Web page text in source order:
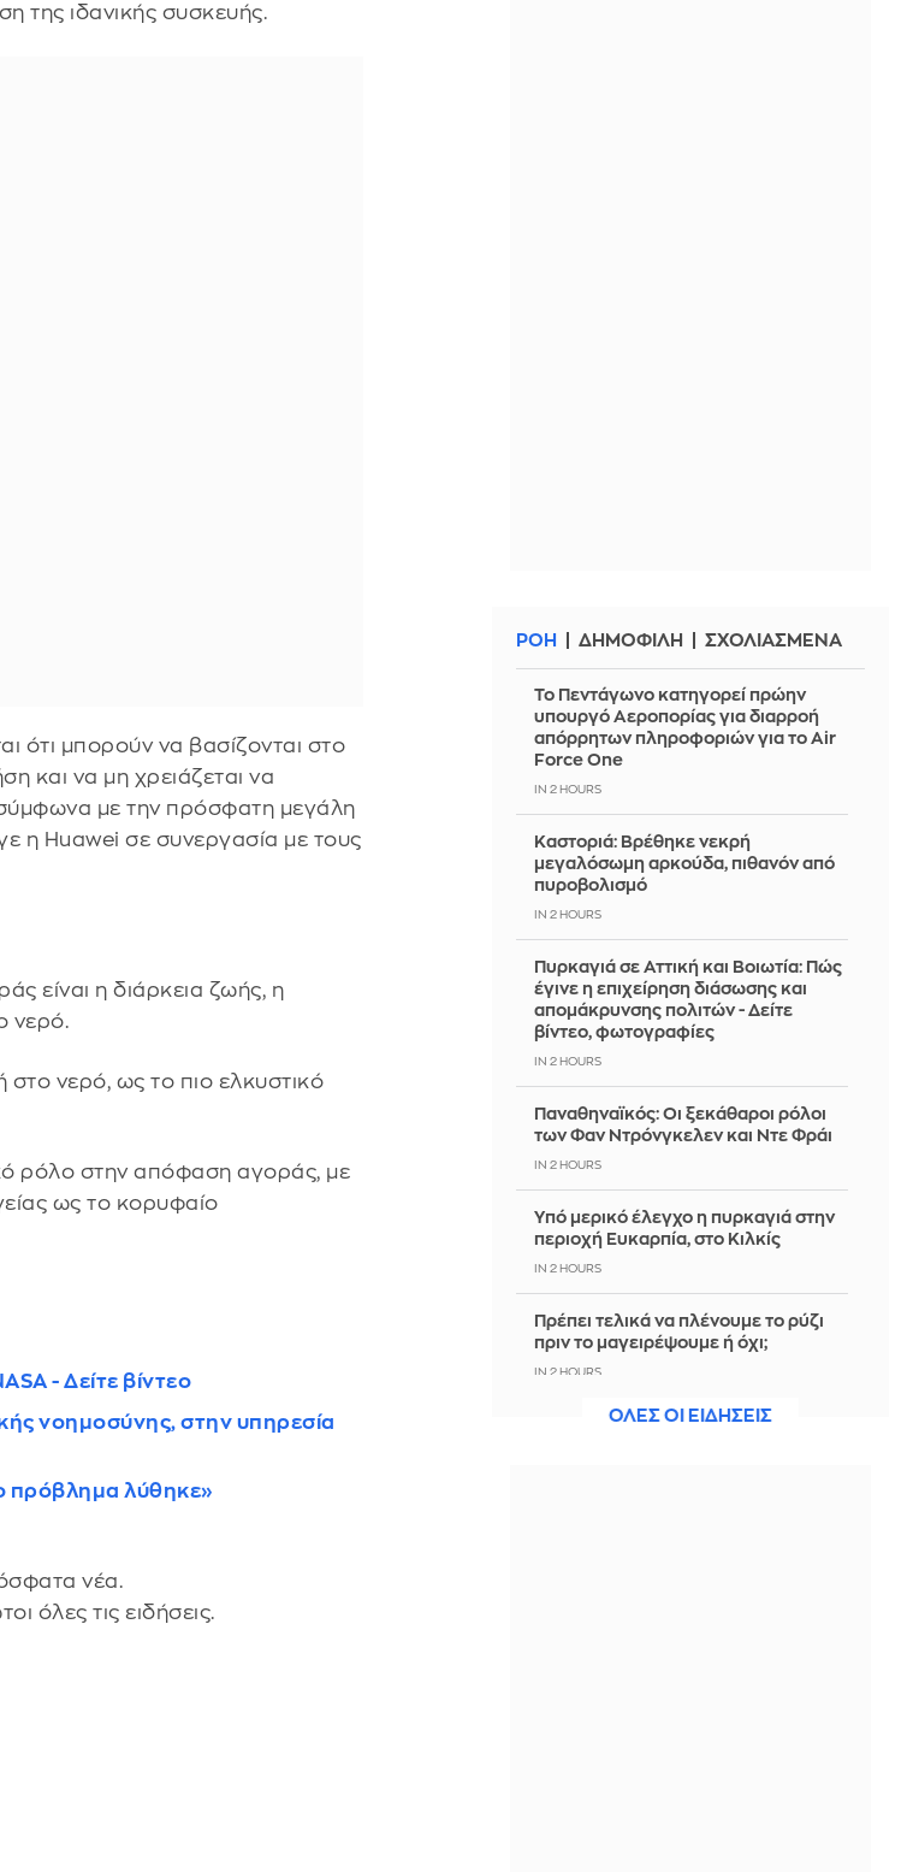
της ιδανικής συσκευής.
ότι μπορούν να βασίζονται στο
και να μη χρειάζεται να
με την πρόσφατη μεγάλη
η Huawei σε συνεργασία με τους
είναι η διάρκεια ζωής, η
νερό.
νερό, ως το πιο ελκυστικό
ρόλο στην απόφαση αγοράς, με
ως το κορυφαίο
- Δείτε βίντεο
νοημοσύνης, στην υπηρεσία
πρόβλημα λύθηκε»
νέα.
όλες τις ειδήσεις.
ΡΟΗ ΔΗΜΟΦΙΛΗ ΣΧΟΛΙΑΣΜΕΝΑ
Το Πεντάγωνο κατηγορεί πρώην
υπουργό Αεροπορίας για διαρροή
απόρρητων πληροφοριών για το Air
Force One
IN 2 HOURS
Καστοριά: Βρέθηκε νεκρή
μεγαλόσωμη αρκούδα, πιθανόν από
πυροβολισμό
IN 2 HOURS
Πυρκαγιά σε Αττική και Βοιωτία: Πώς
έγινε η επιχείρηση διάσωσης και
απομάκρυνσης πολιτών - Δείτε
βίντεο, φωτογραφίες
IN 2 HOURS
Παναθηναϊκός: Οι ξεκάθαροι ρόλοι
των Φαν Ντρόνγκελεν και Ντε Φράι
IN 2 HOURS
Υπό μερικό έλεγχο η πυρκαγιά στην
περιοχή Ευκαρπία, στο Κιλκίς
IN 2 HOURS
Πρέπει τελικά να πλένουμε το ρύζι
πριν το μαγειρέψουμε ή όχι;
IN 2 HOURS
Φρουροί της Επανάστασης: Το
ΟΛΕΣ ΟΙ ΕΙΔΗΣΕΙΣ